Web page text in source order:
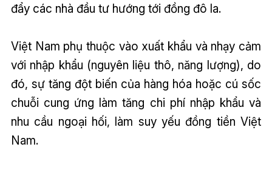
đẩy các nhà đầu tư hướng tới đồng đô la.
Việt Nam phụ thuộc vào xuất khẩu và nhạy cảm
với nhập khẩu (nguyên liệu thô, năng lượng), do
đó, sự tăng đột biến của hàng hóa hoặc cú sốc
chuỗi cung ứng làm tăng chi phí nhập khẩu và
nhu cầu ngoại hối, làm suy yếu đồng tiền Việt
Nam.